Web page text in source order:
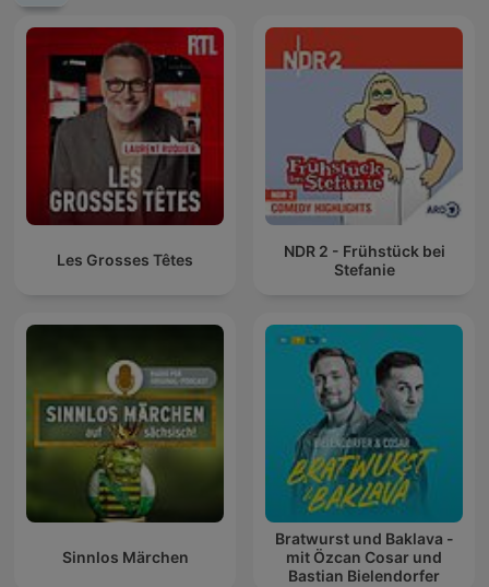
Les Grosses Têtes
NDR 2 - Frühstück bei
Stefanie
Sinnlos Märchen
Bratwurst und Baklava -
mit Özcan Cosar und
Bastian Bielendorfer